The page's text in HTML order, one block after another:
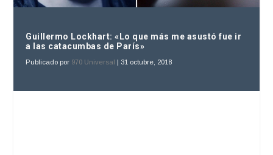
Guillermo Lockhart: «Lo que más me asustó fue ir
a las catacumbas de París»
Publicado por 970 Universal | 31 octubre, 2018